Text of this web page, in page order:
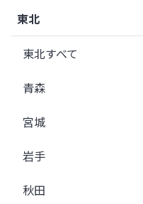
東北
東北すべて
青森
宮城
岩手
秋田